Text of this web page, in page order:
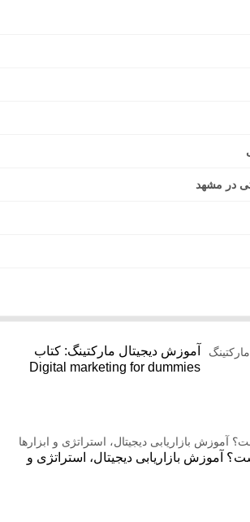
در مشهد
آموزش دیجیتال مارکتینگ: کتاب
Digital marketing for dummies
آموزش بازاریابی دیجیتال، استراتژی و